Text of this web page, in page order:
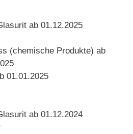
ab 01.12.2025
(chemische Produkte) ab
01.01.2025
ab 01.12.2024